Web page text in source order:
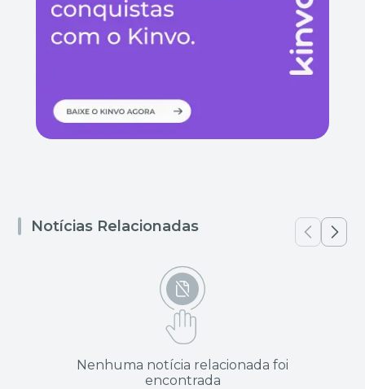
Notícias Relacionadas
Nenhuma notícia relacionada foi
encontrada